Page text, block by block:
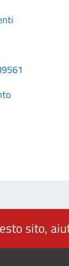
sito,